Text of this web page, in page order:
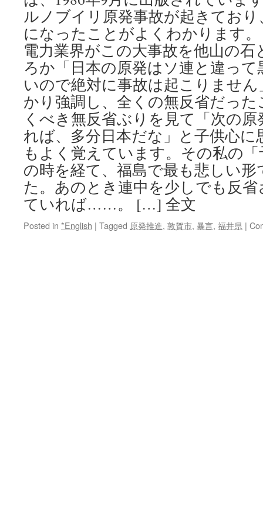
ルノブイリ原発事故が起きてお
になったことがよくわかります
電力業界がこの大事故を他山の
ろか「日本の原発はソ連と違っ
いので絶対に事故は起こりませ
かり強調し、全くの無反省だっ
くべき無反省ぶりを見て「次の
れば、多分日本だな」と子供心
もよく覚えています。その私の
の時を経て、福島で最も悲しい
た。あのとき連中を少しでも反
ていれば……。 […] 全文
Posted in *English | Tagged 原発推進, 敦賀市, 暴言, 福井県 |